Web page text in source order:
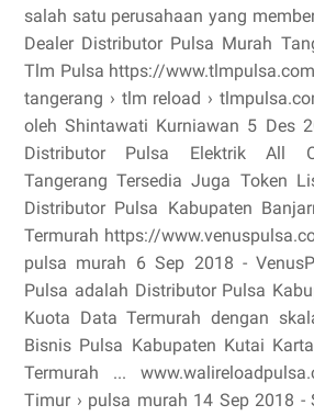
salah satu perusahaan yang
Dealer Distributor Pulsa Murah
Tlm Pulsa https://www.tlmpulsa.com
tangerang › tlm reload ›
oleh Shintawati Kurniawan 5 Des
Distributor Pulsa Elektrik All
Tangerang Tersedia Juga Token
Distributor Pulsa Kabupaten
Termurah https://
pulsa murah 6 Sep 2018 -
Pulsa adalah Distributor Pulsa
Kuota Data Termurah dengan
Bisnis Pulsa Kabupaten Kutai
Termurah ...
Timur › pulsa murah 14 Sep 2018 -